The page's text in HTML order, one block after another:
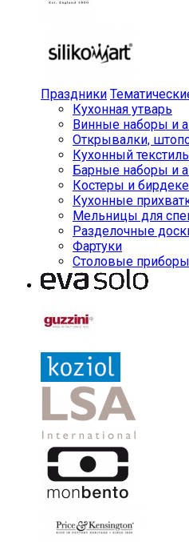
Праздники
Кухонная утварь
Винные наборы и
Открывалки,
Кухонный
Барные наборы и
Костеры и
Кухонные
Мельницы для
Разделочные
Фартуки
Столовые